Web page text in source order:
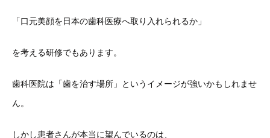
「口元美顔を日本の歯科医療へ取り入れられるか」
を考える研修でもあります。
歯科医院は「歯を治す場所」
というイメージが強いかもしれませ
ん。
しかし患者さんが本当に望んでいるのは、